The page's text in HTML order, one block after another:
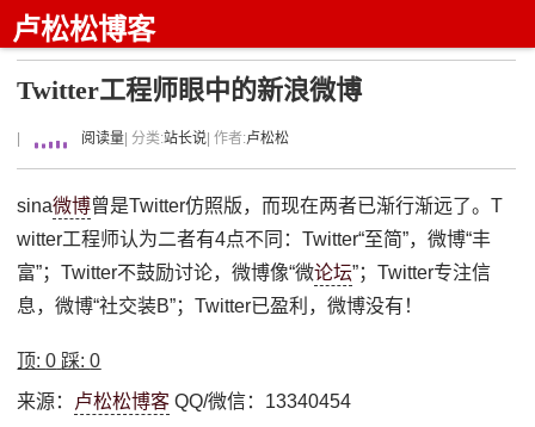
卢松松博客
Twitter工程师眼中的新浪微博
阅读量 | 分类:站长说 | 作者:卢松松
sina微博曾是Twitter仿照版，而现在两者已渐行渐远了。T
witter工程师认为二者有4点不同：Twitter“至简”，微博“丰
富”；Twitter不鼓励讨论，微博像“微论坛”；Twitter专注信
息，微博“社交装B”；Twitter已盈利，微博没有！
顶:0 踩:0
来源： 卢松松博客 QQ/微信：13340454